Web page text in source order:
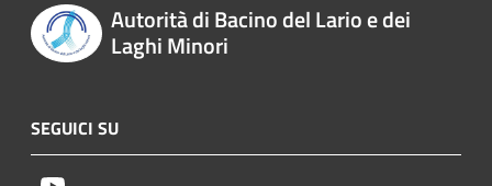
Autorità di Bacino del Lario e dei
Laghi Minori
SEGUICI SU